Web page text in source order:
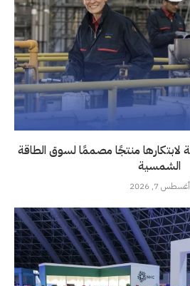
لابتكارها منتجًا مصممًا لسوق الطاقة
الشمسية
أغسطس 7, 2026